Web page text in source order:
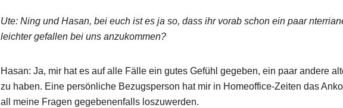
Ute: Ning und Hasan, bei euch ist es ja so, dass ihr vorab schon ein paar
leichter gefallen bei uns anzukommen?
Hasan: Ja, mir hat es auf alle Fälle ein gutes Gefühl gegeben, ein paar andere
zu haben. Eine persönliche Bezugsperson hat mir in Homeoffice-Zeiten das
all meine Fragen gegebenenfalls loszuwerden.